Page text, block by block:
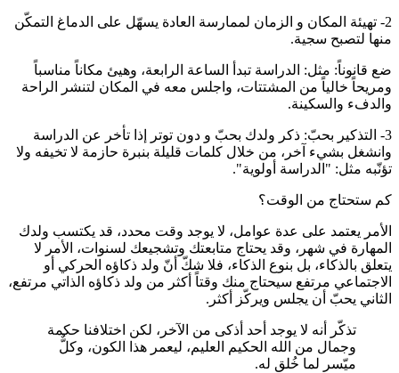
2- تهيئة المكان و الزمان لممارسة العادة يسهّل على الدماغ التمكّن
منها لتصبح سجية.
ضع قانوناً: مثل: الدراسة تبدأ الساعة الرابعة، وهيئ مكاناً مناسباً
ومريحاً خالياً من المشتتات، واجلس معه في المكان لتنشر الراحة
والدفء والسكينة.
3- التذكير بحبّ: ذكر ولدك بحبّ و دون توتر إذا تأخر عن الدراسة
وانشغل بشيء آخر، من خلال كلمات قليلة بنبرة حازمة لا تخيفه ولا
تؤنّبه مثل: "الدراسة أولوية".
كم ستحتاج من الوقت؟
الأمر يعتمد على عدة عوامل، لا يوجد وقت محدد، قد يكتسب ولدك
المهارة في شهر، وقد يحتاج متابعتك وتشجيعك لسنوات، الأمر لا
يتعلق بالذكاء، بل بنوع الذكاء، فلا شكّ أنّ ولد ذكاؤه الحركي أو
الاجتماعي مرتفع سيحتاج منك وقتاً أكثر من ولد ذكاؤه الذاتي مرتفع،
الثاني يحبّ أن يجلس ويركّز أكثر.
تذكّر أنه لا يوجد أحد أذكى من الآخر، لكن اختلافنا حكمة
وجمال من الله الحكيم العليم، ليعمر هذا الكون، وكلٌّ
ميّسر لما خُلق له.